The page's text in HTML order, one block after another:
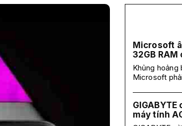
Microsoft
32GB RAM
Khủng hoảng
Microsoft
máy tính